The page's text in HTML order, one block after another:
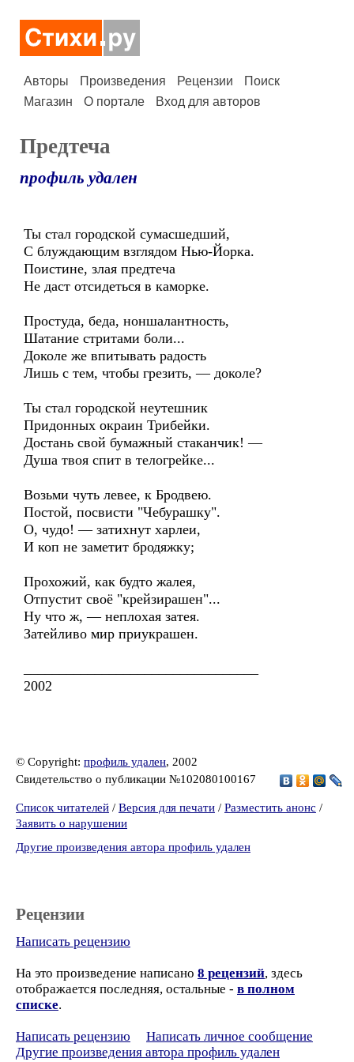
Авторы Произведения Рецензии
Поиск
Магазин
О портале Вход для авторов
Предтеча
профиль удален
Ты стал городской сумасшедший,
С блуждающим взглядом Нью-Йорка.
Поистине, злая предтеча
Не даст отсидеться в каморке.
Простуда, беда, ноншалантность,
Шатание стритами боли...
Доколе же впитывать радость
Лишь с тем, чтобы грезить, — доколе?
Ты стал городской неутешник
Придонных окраин Трибейки.
Достань свой бумажный стаканчик! —
Душа твоя спит в телогрейке...
Возьми чуть левее, к Бродвею.
Постой, посвисти "Чебурашку".
О, чудо! — затихнут харлеи,
И коп не заметит бродяжку;
Прохожий, как будто жалея,
Отпустит своё "крейзирашен"...
Ну что ж, — неплохая затея.
Затейливо мир приукрашен.
2002
© Copyright: профиль удален, 2002
Свидетельство о публикации №102080100167
Список читателей / Версия для печати / Разместить анонс /
Заявить о нарушении
Другие произведения автора профиль удален
Рецензии
Написать рецензию
На это произведение написано 8 рецензий, здесь
отображается последняя, остальные - в полном
списке.
Написать рецензию
Написать личное сообщение
Другие произведения автора профиль удален